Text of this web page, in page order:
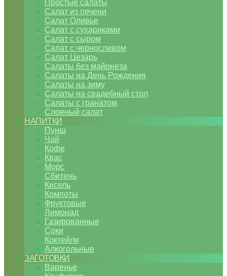
Простые салаты
Салат из печени
Салат Оливье
Салат с сухариками
Салат с сыром
Салат с черносливом
Салат Цезарь
Салаты без майонеза
Салаты на День Рождения
Салаты на зиму
Салаты на свадебный стол
Салаты с гранатом
Слоеный салат
НАПИТКИ
Пунш
Чай
Кофе
Квас
Морс
Сбитень
Кисель
Компоты
Фруктовые
Лимонад
Газированные
Соки
Коктейли
Алкогольные
ЗАГОТОВКИ
Варенье